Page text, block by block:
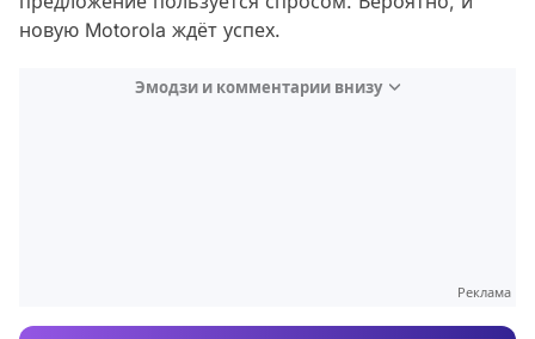
новую Motorola ждёт успех.
Эмодзи и комментарии внизу
Реклама